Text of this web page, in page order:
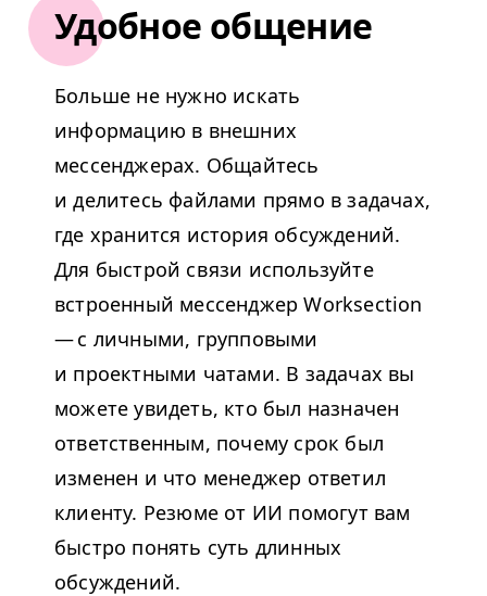
Удобное общение
Больше не нужно искать
информацию в внешних
мессенджерах. Общайтесь
и делитесь файлами прямо в задачах,
где хранится история обсуждений.
Для быстрой связи используйте
встроенный мессенджер Work­sec­tion
— с личными, групповыми
и проектными чатами. В задачах вы
можете увидеть, кто был назначен
ответственным, почему срок был
изменен и что менеджер ответил
клиенту. Резюме от ИИ помогут вам
быстро понять суть длинных
обсуждений.